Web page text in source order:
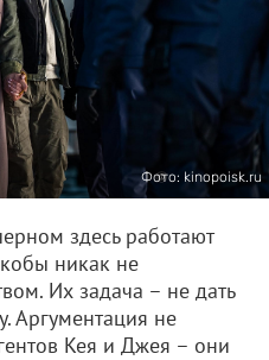
Фото: kinopoisk.ru
здесь работают
никак не
Их задача – не дать
Аргументация не
Кея и Джея – они